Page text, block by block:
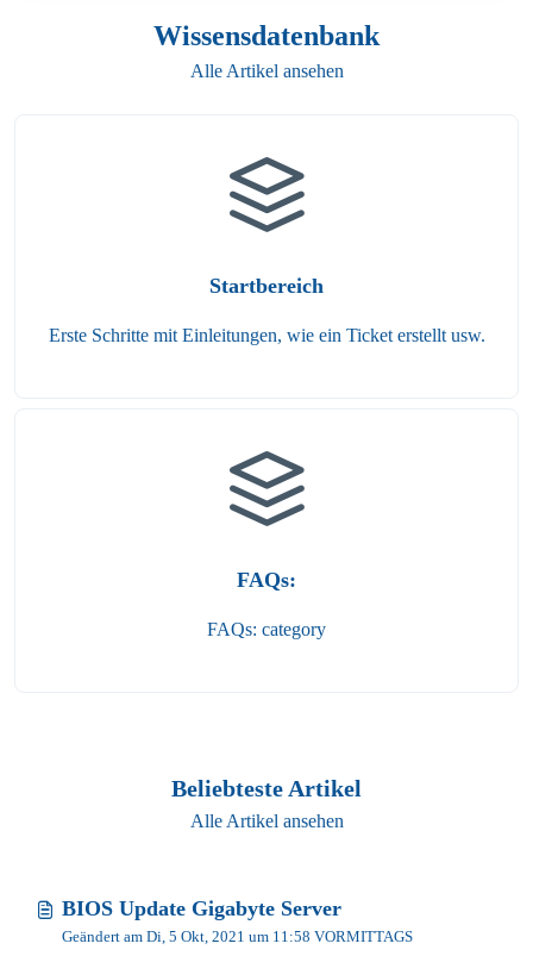
Wissensdatenbank
Alle Artikel ansehen
Startbereich
Erste Schritte mit Einleitungen, wie ein Ticket erstellt usw.
FAQs:
FAQs: category
Beliebteste Artikel
Alle Artikel ansehen
BIOS Update Gigabyte Server
Geändert am Di, 5 Okt, 2021 um 11:58 VORMITTAGS